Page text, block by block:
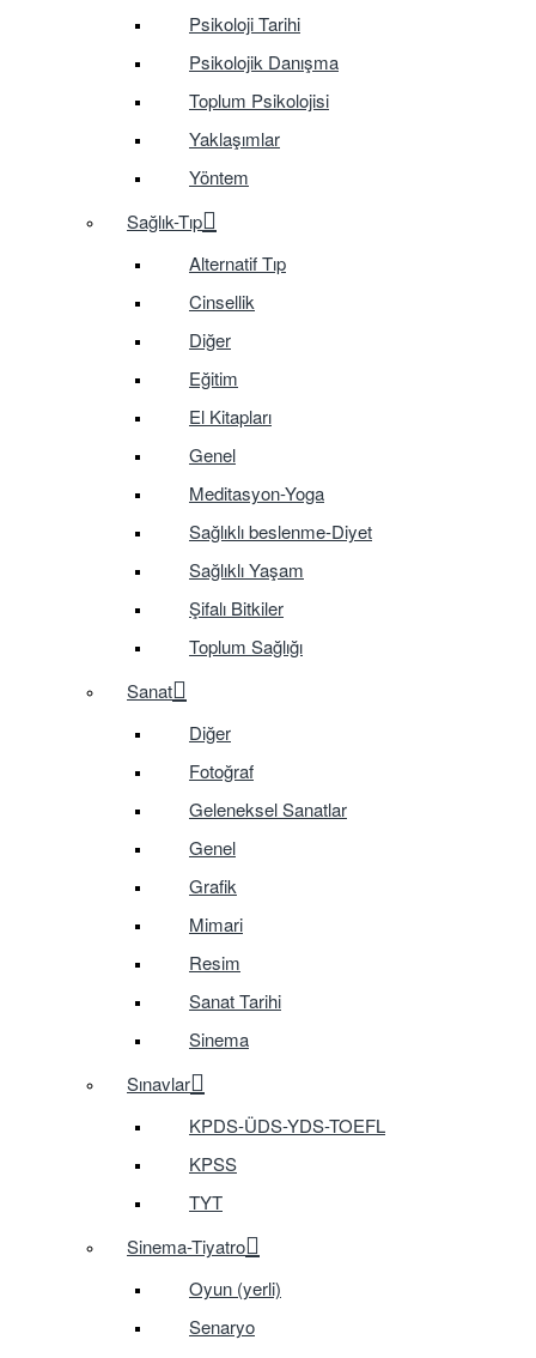
Psikoloji Tarihi
Psikolojik Danışma
Toplum Psikolojisi
Yaklaşımlar
Yöntem
Sağlık-Tıp
Alternatif Tıp
Cinsellik
Diğer
Eğitim
El Kitapları
Genel
Meditasyon-Yoga
Sağlıklı beslenme-Diyet
Sağlıklı Yaşam
Şifalı Bitkiler
Toplum Sağlığı
Sanat
Diğer
Fotoğraf
Geleneksel Sanatlar
Genel
Grafik
Mimari
Resim
Sanat Tarihi
Sinema
Sınavlar
KPDS-ÜDS-YDS-TOEFL
KPSS
TYT
Sinema-Tiyatro
Oyun (yerli)
Senaryo